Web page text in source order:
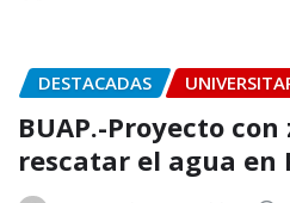
DESTACADAS
BUAP.-Proyecto
rescatar el agua en